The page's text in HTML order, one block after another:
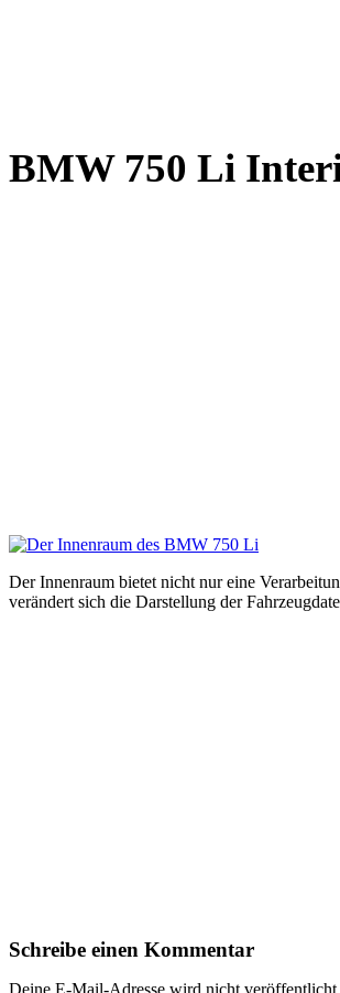
BMW 750 Li
Der Innenraum bietet nicht nur eine
verändert sich die Darstellung der
Schreibe einen Kommentar
Deine E-Mail-Adresse wird nicht veröffentlicht.